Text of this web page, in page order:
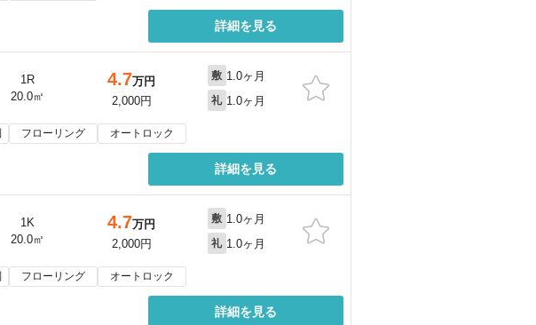
詳細を見る
1R
20.0㎡
4.7万円
2,000円
敷 1.0ヶ月
礼 1.0ヶ月
フローリング オートロック
詳細を見る
1K
20.0㎡
4.7万円
2,000円
敷 1.0ヶ月
礼 1.0ヶ月
フローリング オートロック
詳細を見る